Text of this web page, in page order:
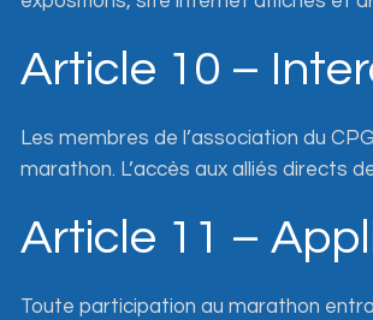
Article 10 –
Les membres de l’association du
marathon. L’accès aux alliés directs
Article 11 –
Toute participation au marathon